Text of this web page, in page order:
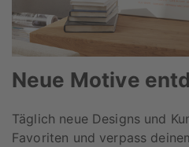
Neue Motive
Täglich neue Designs und
Favoriten und verpass